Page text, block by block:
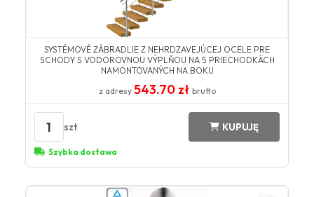
SYSTÉMOVÉ ZÁBRADLIE Z NEHRDZAVEJÚCEJ OCELE PRE
SCHODY S VODOROVNOU VÝPLŇOU NA 5 PRIECHODKÁCH
NAMONTOVANÝCH NA BOKU
z adresy 543.70 zł brutto
1 szt KUPUJĘ
Szybka dostawa